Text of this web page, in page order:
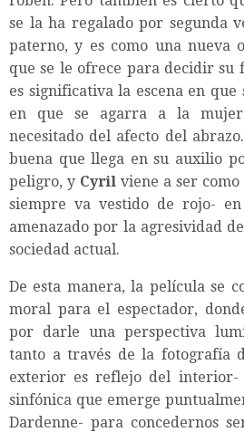
se la ha regalado por segunda
paterno, y es como una nueva
que se le ofrece para decidir su
es significativa la escena en que
en que se agarra a la
necesitado del afecto del
buena que llega en su auxilio
peligro, y Cyril viene a ser
siempre va vestido de rojo-
amenazado por la agresividad
sociedad actual.
De esta manera, la película se
moral para el espectador,
por darle una perspectiva
tanto a través de la fotografía
exterior es reflejo del interior-
sinfónica que emerge
Dardenne- para concedernos